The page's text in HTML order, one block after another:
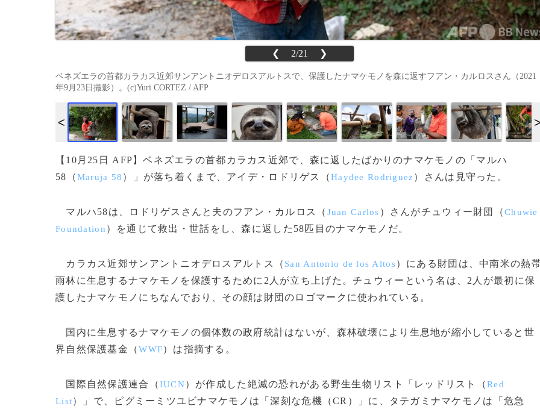
❮ 2/21 ❯
ベネズエラの首都カラカス近郊サンアントニオデロスアルトスで、保護したナマケモノを森に返すフアン・カルロスさん（2021
年9月23日撮影）。(c)Yuri CORTEZ / AFP
【10月25日 AFP】ベネズエラの首都カラカス近郊で、森に返したばかりのナマケモノの「マルハ
58（Maruja 58 ）」が落ち着くまで、アイデ・ロドリゲス（Haydee Rodriguez）さんは見守った。
マルハ58は、ロドリゲスさんと夫のフアン・カルロス（ Juan Carlos ）さんがチュウィー財団（Chuwie
Foundation ）を通じて救出・世話をし、森に返した58匹目のナマケモノだ。
カラカス近郊サンアントニオデロスアルトス（ San Antonio de los Altos）にある財団は、中南米の熱
雨林に生息するナマケモノを保護するために2人が立ち上げた。チュウィーという名は、2人が最初に保
護したナマケモノにちなんでおり、その顔は財団のロゴマークに使われている。
国内に生息するナマケモノの個体数の政府統計はないが、森林破壊により生息地が縮小していると世
界自然保護基金（WWF）は指摘する。
国際自然保護連合（IUCN）が作成した絶滅の恐れがある野生生物リスト「レッドリスト（Red
List）」で、ピグミーミツユビナマケモノは「深刻な危機（CR）」に、タテガミナマケモノは「危急